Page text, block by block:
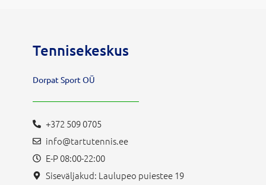
Tennisekeskus
Dorpat Sport OÜ
+372 509 0705
info@tartutennis.ee
E-P 08:00-22:00
Siseväljakud: Laulupeo puiestee 19